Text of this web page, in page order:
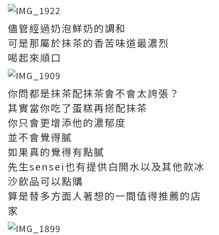
儘管經過奶泡鮮奶的調和
可是那屬於抹茶的香苦味道最濃烈
喝起來順口
你問都是抹茶配抹茶會不會太誇張？
其實當你吃了蛋糕再搭配抹茶
你只會更增添他的濃郁度
並不會覺得膩
如果真的覺得有點膩
先生sensei也有提供白開水以及其他款冰
沙飲品可以點購
算是替多方面人著想的一間值得推薦的店
家